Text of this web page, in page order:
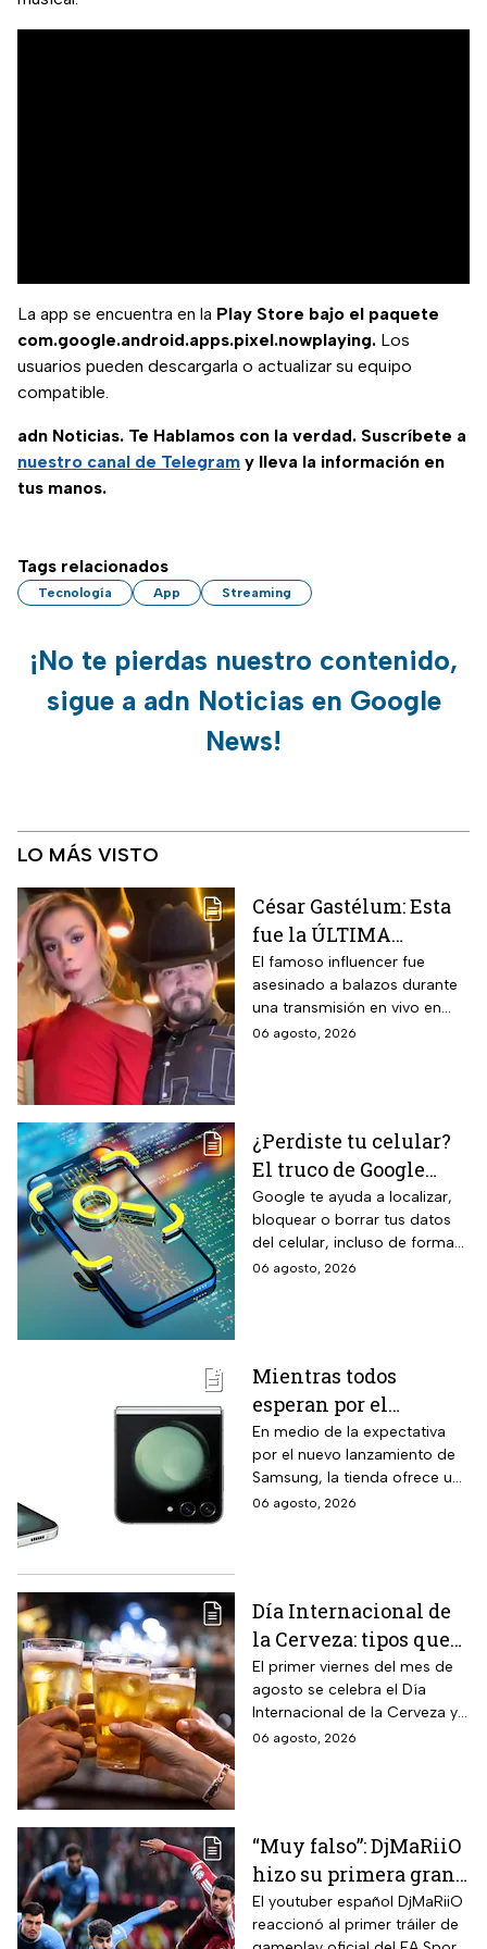
La app se encuentra en la Play Store bajo el paquete
com.google.android.apps.pixel.nowplaying. Los
usuarios pueden descargarla o actualizar su equipo
compatible.
adn Noticias. Te Hablamos con la verdad. Suscríbete a
nuestro canal de Telegram y lleva la información en
tus manos.
Tags relacionados
Tecnología App Streaming
¡No te pierdas nuestro contenido,
sigue a adn Noticias en Google
News!
LO MÁS VISTO
César Gastélum: Esta
fue la ÚLTIMA
publicación del
influencer en redes
sociales: “La cita
fresita” | VIDEO
El famoso influencer fue
asesinado a balazos durante
una transmisión en vivo en
calles del municipio de
06 agosto, 2026
¿Perdiste tu celular?
El truco de Google
para localizarlo y
proteger tus datos
Google te ayuda a localizar,
bloquear o borrar tus datos
del celular, incluso de forma
remota; debes tener activada
06 agosto, 2026
Mientras todos
esperan por el
Samsung Z Flip8,
Liverpool rebaja y
remata el Galaxy Z
Flip5 de 256GB a tres
En medio de la expectativa
por el nuevo lanzamiento de
Samsung, la tienda ofrece un
modelo anterior a un precio
06 agosto, 2026
Día Internacional de
la Cerveza: tipos que
hay con base en su
sabor y fermentación
El primer viernes del mes de
agosto se celebra el Día
Internacional de la Cerveza y
si quieres celebrarlo
06 agosto, 2026
“Muy falso”: DjMaRiiO
hizo su primera gran
crítica al gameplay
del EA Sports FC 27
El youtuber español DjMaRiiO
reaccionó al primer tráiler de